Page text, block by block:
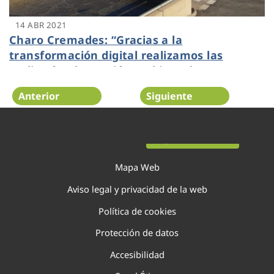
14 ABR 2021
Charo Cremades: “Gracias a la
transformación digital realizamos las
auditorías de gestión ambiental en remoto,
con videoconferencias y visitas virtuales a
instalaciones”
Anterior Siguiente
Mapa Web
Aviso legal y privacidad de la web
Política de cookies
Protección de datos
Accesibilidad